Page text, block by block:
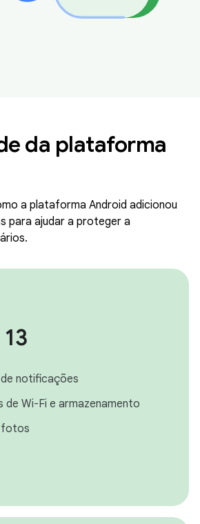
da plataforma
a plataforma Android adicionou
para ajudar a proteger a
notificações
de Wi-Fi e armazenamento
fotos